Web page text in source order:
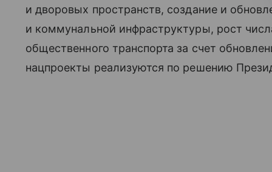
и дворовых пространств, создание и
и коммунальной инфраструктуры, рост
общественного транспорта за счет
нацпроекты реализуются по решению